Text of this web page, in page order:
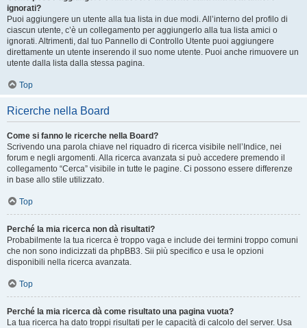
ignorati?
Puoi aggiungere un utente alla tua lista in due modi. All’interno del profilo di
ciascun utente, c’è un collegamento per aggiungerlo alla tua lista amici o
ignorati. Altrimenti, dal tuo Pannello di Controllo Utente puoi aggiungere
direttamente un utente inserendo il suo nome utente. Puoi anche rimuovere un
utente dalla lista dalla stessa pagina.
Top
Ricerche nella Board
Come si fanno le ricerche nella Board?
Scrivendo una parola chiave nel riquadro di ricerca visibile nell’Indice, nei
forum e negli argomenti. Alla ricerca avanzata si può accedere premendo il
collegamento “Cerca” visibile in tutte le pagine. Ci possono essere differenze
in base allo stile utilizzato.
Top
Perché la mia ricerca non dà risultati?
Probabilmente la tua ricerca è troppo vaga e include dei termini troppo comuni
che non sono indicizzati da phpBB3. Sii più specifico e usa le opzioni
disponibili nella ricerca avanzata.
Top
Perché la mia ricerca dà come risultato una pagina vuota?
La tua ricerca ha dato troppi risultati per le capacità di calcolo del server. Usa